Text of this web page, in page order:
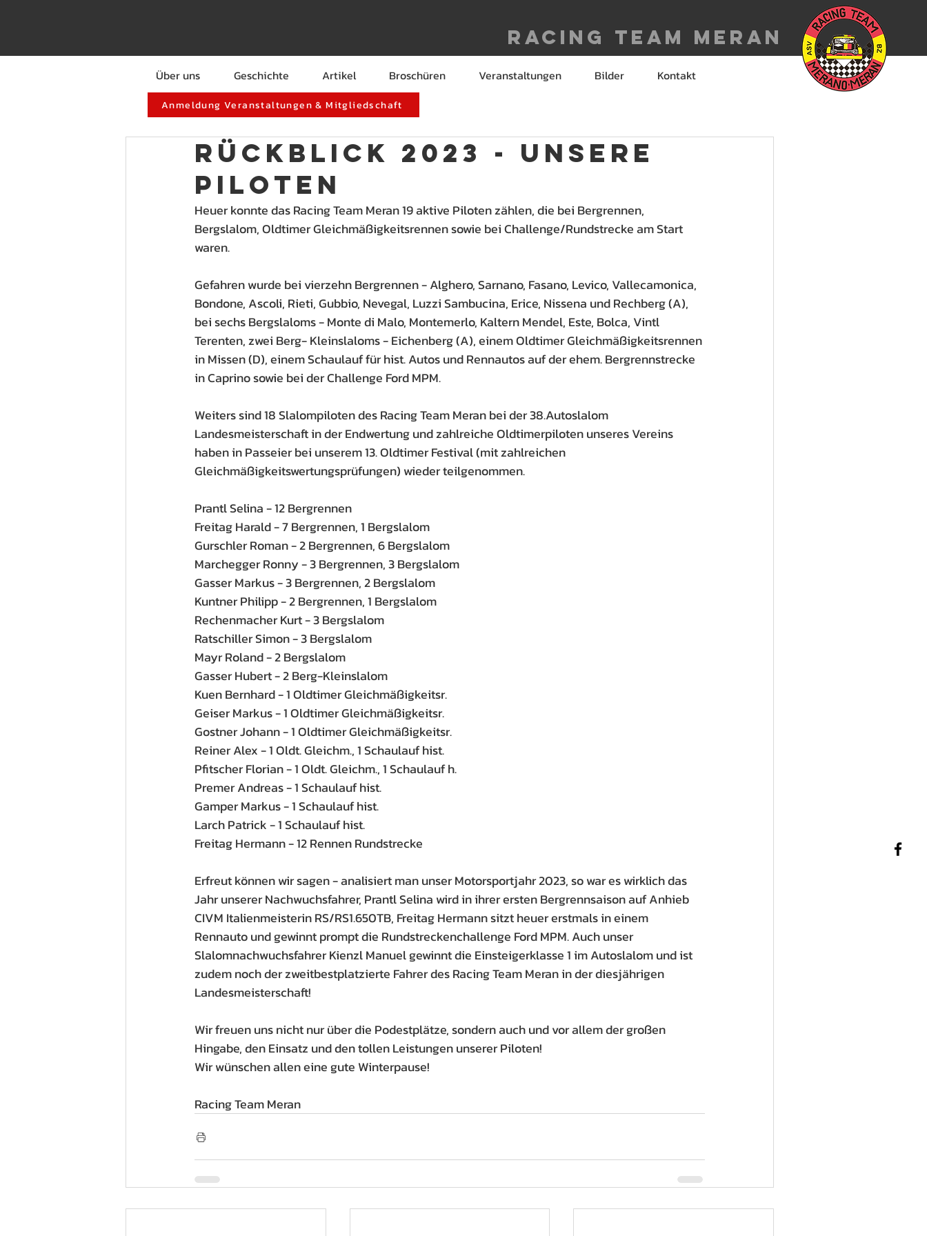
Racing Team meran
Über uns Geschichte Artikel Broschüren Veranstaltungen Bilder Kontakt
Anmeldung Veranstaltungen & Mitgliedschaft
RÜCKBLICK 2023 - Unsere
Piloten
Heuer konnte das Racing Team Meran 19 aktive Piloten zählen, die bei Bergrennen,
Bergslalom, Oldtimer Gleichmäßigkeitsrennen sowie bei Challenge/Rundstrecke am Start
waren.
Gefahren wurde bei vierzehn Bergrennen - Alghero, Sarnano, Fasano, Levico, Vallecamonica,
Bondone, Ascoli, Rieti, Gubbio, Nevegal, Luzzi Sambucina, Erice, Nissena und Rechberg (A),
bei sechs Bergslaloms - Monte di Malo, Montemerlo, Kaltern Mendel, Este, Bolca, Vintl
Terenten, zwei Berg- Kleinslaloms - Eichenberg (A), einem Oldtimer Gleichmäßigkeitsrennen
in Missen (D), einem Schaulauf für hist. Autos und Rennautos auf der ehem. Bergrennstrecke
in Caprino sowie bei der Challenge Ford MPM.
Weiters sind 18 Slalompiloten des Racing Team Meran bei der 38.Autoslalom
Landesmeisterschaft in der Endwertung und zahlreiche Oldtimerpiloten unseres Vereins
haben in Passeier bei unserem 13. Oldtimer Festival (mit zahlreichen
Gleichmäßigkeitswertungsprüfungen) wieder teilgenommen.
Prantl Selina - 12 Bergrennen
Freitag Harald - 7 Bergrennen, 1 Bergslalom
Gurschler Roman - 2 Bergrennen, 6 Bergslalom
Marchegger Ronny - 3 Bergrennen, 3 Bergslalom
Gasser Markus - 3 Bergrennen, 2 Bergslalom
Kuntner Philipp - 2 Bergrennen, 1 Bergslalom
Rechenmacher Kurt - 3 Bergslalom
Ratschiller Simon - 3 Bergslalom
Mayr Roland - 2 Bergslalom
Gasser Hubert - 2 Berg-Kleinslalom
Kuen Bernhard - 1 Oldtimer Gleichmäßigkeitsr.
Geiser Markus - 1 Oldtimer Gleichmäßigkeitsr.
Gostner Johann - 1 Oldtimer Gleichmäßigkeitsr.
Reiner Alex - 1 Oldt. Gleichm., 1 Schaulauf hist.
Pfitscher Florian - 1 Oldt. Gleichm., 1 Schaulauf h.
Premer Andreas - 1 Schaulauf hist.
Gamper Markus - 1 Schaulauf hist.
Larch Patrick - 1 Schaulauf hist.
Freitag Hermann - 12 Rennen Rundstrecke
Erfreut können wir sagen - analisiert man unser Motorsportjahr 2023, so war es wirklich das
Jahr unserer Nachwuchsfahrer, Prantl Selina wird in ihrer ersten Bergrennsaison auf Anhieb
CIVM Italienmeisterin RS/RS1.650TB, Freitag Hermann sitzt heuer erstmals in einem
Rennauto und gewinnt prompt die Rundstreckenchallenge Ford MPM. Auch unser
Slalomnachwuchsfahrer Kienzl Manuel gewinnt die Einsteigerklasse 1 im Autoslalom und ist
zudem noch der zweitbestplatzierte Fahrer des Racing Team Meran in der diesjährigen
Landesmeisterschaft!
Wir freuen uns nicht nur über die Podestplätze, sondern auch und vor allem der großen
Hingabe, den Einsatz und den tollen Leistungen unserer Piloten!
Wir wünschen allen eine gute Winterpause!
Racing Team Meran